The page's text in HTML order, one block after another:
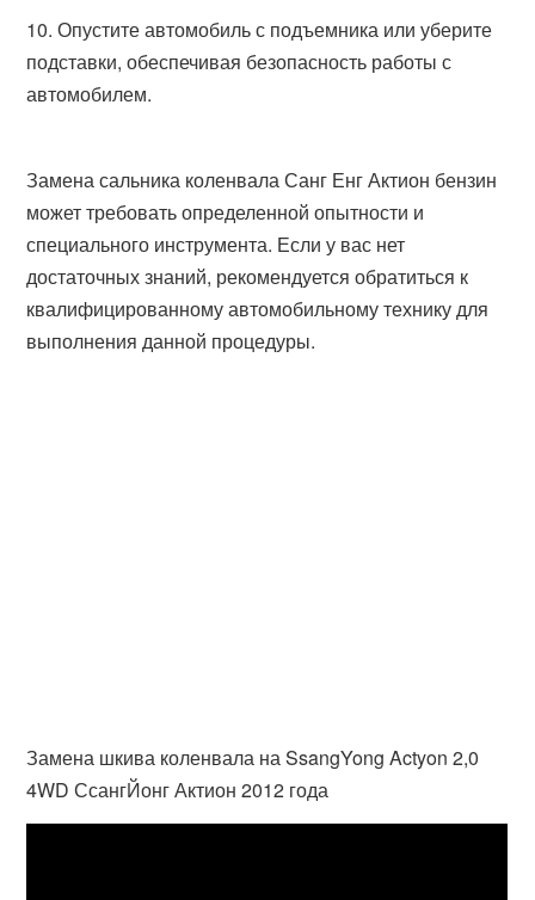
Опустите автомобиль с подъемника или уберите
подставки, обеспечивая безопасность работы с
автомобилем.
Замена сальника коленвала Санг Енг Актион бензин
может требовать определенной опытности и
специального инструмента. Если у вас нет
достаточных знаний, рекомендуется обратиться к
квалифицированному автомобильному технику для
выполнения данной процедуры.
Замена шкива коленвала на SsangYong Actyon 2,0
4WD СсангЙонг Актион 2012 года